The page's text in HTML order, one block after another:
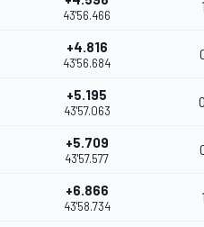
43'56.466
+4.816
43'56.684
+5.195
43'57.063
+5.709
43'57.577
+6.866
43'58.734